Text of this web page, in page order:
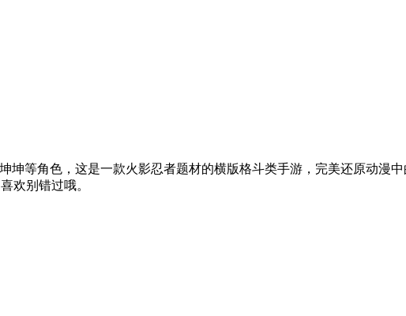
坤等角色，这是一款火影忍者题材的横版格斗类手游，完美还原动漫
欢别错过哦。